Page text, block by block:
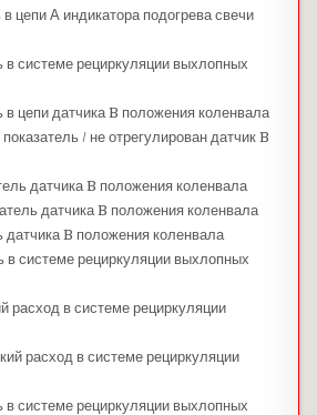
цепи А индикатора подогрева свечи
системе рециркуляции выхлопных
цепи датчика B положения коленвала
/ не отрегулирован датчик B
датчика B положения коленвала
датчика B положения коленвала
B положения коленвала
системе рециркуляции выхлопных
расход в системе рециркуляции
расход в системе рециркуляции
системе рециркуляции выхлопных